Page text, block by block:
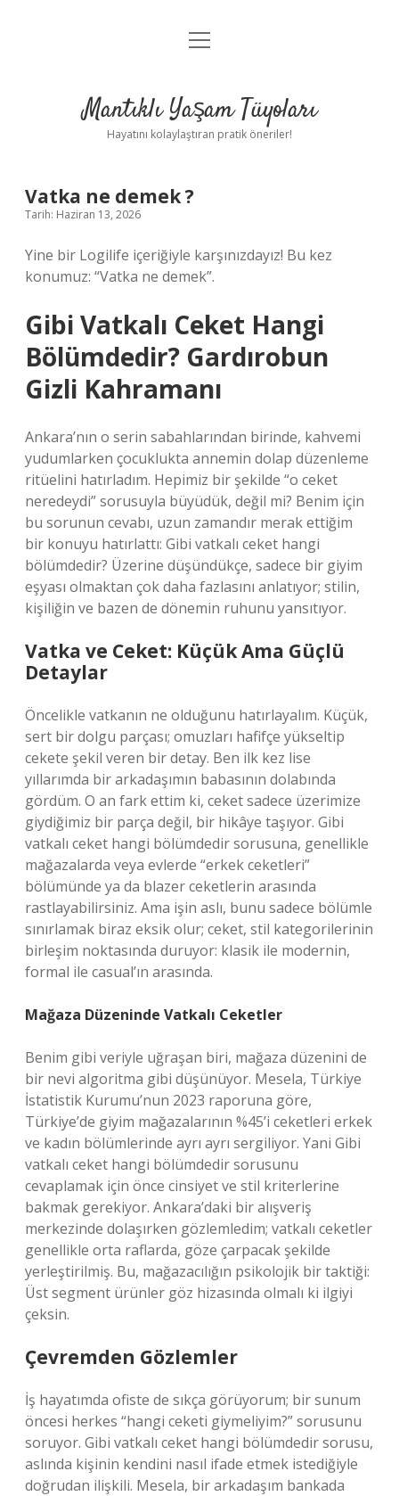
Anasayfa
Yasal Uyarı
menüyü
Mantıklı Yaşam Tüyoları
Hayatını kolaylaştıran pratik öneriler!
Vatka ne demek ?
Tarih: Haziran 13, 2026
Yine bir Logilife içeriğiyle karşınızdayız! Bu kez
konumuz: “Vatka ne demek”.
Gibi Vatkalı Ceket Hangi
Bölümdedir? Gardırobun
Gizli Kahramanı
Ankara’nın o serin sabahlarından birinde, kahvemi
yudumlarken çocuklukta annemin dolap düzenleme
ritüelini hatırladım. Hepimiz bir şekilde “o ceket
neredeydi” sorusuyla büyüdük, değil mi? Benim için
bu sorunun cevabı, uzun zamandır merak ettiğim
bir konuyu hatırlattı: Gibi vatkalı ceket hangi
bölümdedir? Üzerine düşündükçe, sadece bir giyim
eşyası olmaktan çok daha fazlasını anlatıyor; stilin,
kişiliğin ve bazen de dönemin ruhunu yansıtıyor.
Vatka ve Ceket: Küçük Ama Güçlü
Detaylar
Öncelikle vatkanın ne olduğunu hatırlayalım. Küçük,
sert bir dolgu parçası; omuzları hafifçe yükseltip
cekete şekil veren bir detay. Ben ilk kez lise
yıllarımda bir arkadaşımın babasının dolabında
gördüm. O an fark ettim ki, ceket sadece üzerimize
giydiğimiz bir parça değil, bir hikâye taşıyor. Gibi
vatkalı ceket hangi bölümdedir sorusuna, genellikle
mağazalarda veya evlerde “erkek ceketleri”
bölümünde ya da blazer ceketlerin arasında
rastlayabilirsiniz. Ama işin aslı, bunu sadece bölümle
sınırlamak biraz eksik olur; ceket, stil kategorilerinin
birleşim noktasında duruyor: klasik ile modernin,
formal ile casual’ın arasında.
Mağaza Düzeninde Vatkalı Ceketler
Benim gibi veriyle uğraşan biri, mağaza düzenini de
bir nevi algoritma gibi düşünüyor. Mesela, Türkiye
İstatistik Kurumu’nun 2023 raporuna göre,
Türkiye’de giyim mağazalarının %45’i ceketleri erkek
ve kadın bölümlerinde ayrı ayrı sergiliyor. Yani Gibi
vatkalı ceket hangi bölümdedir sorusunu
cevaplamak için önce cinsiyet ve stil kriterlerine
bakmak gerekiyor. Ankara’daki bir alışveriş
merkezinde dolaşırken gözlemledim; vatkalı ceketler
genellikle orta raflarda, göze çarpacak şekilde
yerleştirilmiş. Bu, mağazacılığın psikolojik bir taktiği:
Üst segment ürünler göz hizasında olmalı ki ilgiyi
çeksin.
Çevremden Gözlemler
İş hayatımda ofiste de sıkça görüyorum; bir sunum
öncesi herkes “hangi ceketi giymeliyim?” sorusunu
soruyor. Gibi vatkalı ceket hangi bölümdedir sorusu,
aslında kişinin kendini nasıl ifade etmek istediğiyle
doğrudan ilişkili. Mesela, bir arkadaşım bankada